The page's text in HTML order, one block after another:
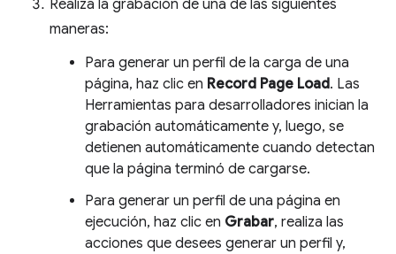
Realiza la grabación de una de las siguientes
maneras:
Para generar un perfil de la carga de una
página, haz clic en Record Page Load. Las
Herramientas para desarrolladores inician la
grabación automáticamente y, luego, se
detienen automáticamente cuando detectan
que la página terminó de cargarse.
Para generar un perfil de una página en
ejecución, haz clic en Grabar, realiza las
acciones que desees generar un perfil y,